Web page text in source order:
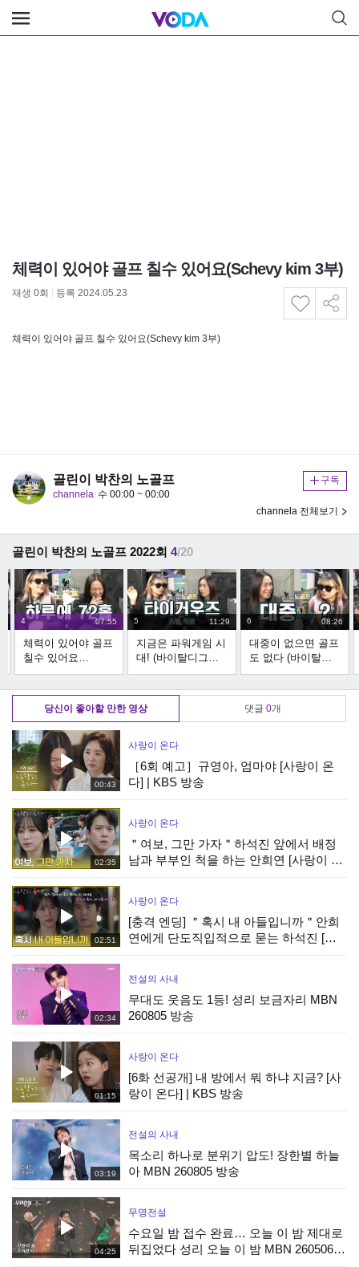
체력이 있어야 골프 칠수 있어요(Schevy kim 3부)
재생 0회 등록 2024.05.23
체력이 있어야 골프 칠수 있어요(Schevy kim 3부)
골린이 박찬의 노골프
channela 수 00:00 ~ 00:00
구독
channela 전체보기
골린이 박찬의 노골프 2022회 4/20
4 07:55
체력이 있어야 골프
칠수 있어요
(Schevy kim 3부)
5 11:29
지금은 파워게임 시
대! (바이탈디그리
Schevy kim 4부)
6 08:26
대중이 없으면 골프
도 없다 (바이탈디
그리 Schevy kim 5
부)
당신이 좋아할 만한 영상 댓글 0개
00:43
사랑이 온다
［6회 예고］규영아, 엄마야 [사랑이 온
다] | KBS 방송
02:35
사랑이 온다
＂여보, 그만 가자＂하석진 앞에서 배정
남과 부부인 척을 하는 안희연 [사랑이 온
02:51
사랑이 온다
[충격 엔딩] ＂혹시 내 아들입니까＂안희
연에게 단도직입적으로 묻는 하석진 [사
02:34
전설의 사내
무대도 웃음도 1등! 성리 보금자리 MBN
260805 방송
01:15
사랑이 온다
[6화 선공개] 내 방에서 뭐 하냐 지금? [사
랑이 온다] | KBS 방송
03:19
전설의 사내
목소리 하나로 분위기 압도! 장한별 하늘
아 MBN 260805 방송
04:25
무명전설
수요일 밤 접수 완료… 오늘 이 밤 제대로
뒤집었다 성리 오늘 이 밤 MBN 260506